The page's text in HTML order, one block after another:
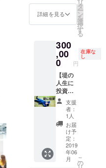
す。
（送料
2018年
春には
利益だ
けで自
購入し
ていま
す。 ※
飲みな
がらで
よけれ
ば、ブ
ログコ
ンサル
やメル
カリコ
ンサル
もしま
す。 ※
名古屋
市内に
ナー、
講演会
を主催
する権
す。セ
ミナー
で得た
収益は
全額支
援者に
お渡し
しま
す。ま
た、動
画を撮
影し、
二次利
用で販
売して
もOKで
詳細を見る
リ
タ
ー
ン
を
選
択
す
る
300
,00
0 円
在庫な
し
【堤の
人生に
投資し
てくだ
さる方
のため
の権
利】 支
援して
頂いた
金額は
自分の
支援
者：
1人
お届
け予
定：
2019
年06
月
こ
の